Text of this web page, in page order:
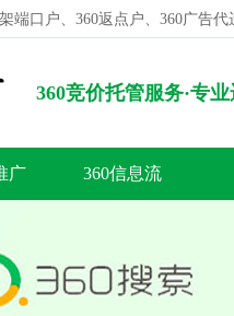
端口户、360返点户、360广告代
360竞价托管服务·专
广 360信息流